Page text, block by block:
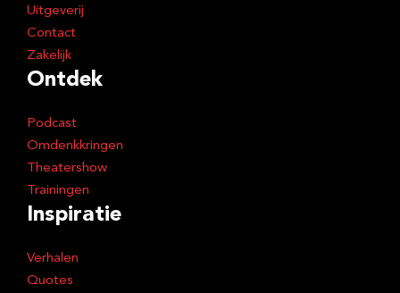
Uitgeverij
Contact
Zakelijk
Ontdek
Podcast
Omdenkkringen
Theatershow
Trainingen
Inspiratie
Verhalen
Quotes